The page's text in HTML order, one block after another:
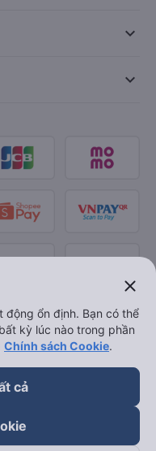
keyboard_arrow_down
keyboard_arrow_down
close
động ổn định. Bạn có thể
kỳ lúc nào trong phần
Chính sách Cookie.
cả